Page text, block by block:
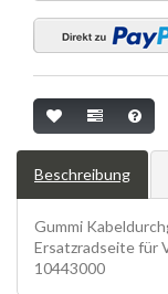
Beschreibung
Gummi
Ersatzradseite für
10443000